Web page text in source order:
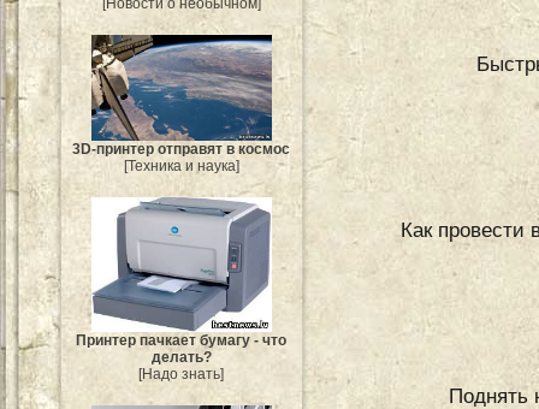
[Новости о необычном]
3D-принтер отправят в космос
[Техника и наука]
Принтер пачкает бумагу - что
делать?
[Надо знать]
Как провести
Поднять